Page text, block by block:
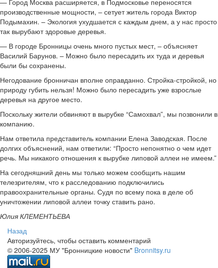
— Город Москва расширяется, в Подмосковье переносятся
производственные мощности, – сетует житель города Виктор
Подымахин. – Экология ухудшается с каждым днем, а у нас просто
так вырубают здоровые деревья.
— В городе Бронницы очень много пустых мест, – объясняет
Василий Барунов. – Можно было пересадить их туда и деревья
были бы сохранены.
Негодование бронничан вполне оправданно. Стройка-стройкой, но
природу губить нельзя! Можно было пересадить уже взрослые
деревья на другое место.
Поскольку жители обвиняют в вырубке “Самохвал”, мы позвонили в
компанию.
Нам ответила представитель компании Елена Заводская. После
долгих объяснений, нам ответили: “Просто непонятно о чем идет
речь. Мы никакого отношения к вырубке липовой аллеи не имеем.”
На сегодняшний день мы только можем сообщить нашим
телезрителям, что к расследованию подключились
правоохранительные органы. Судя по всему пока в деле об
уничтожении липовой аллеи точку ставить рано.
Юлия КЛЕМЕНТЬЕВА
Назад
Авторизуйтесь, чтобы оставить комментарий
© 2006-2025 МУ "Бронницкие новости" Bronnitsy.ru